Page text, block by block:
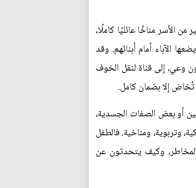
الأسر مناخًا عائليًا كاملًا،
الآباء أمام أبنائهم. وقد
وعي، إلى قناة لنقل الخوف
تُخاض إلا بضمان كامل.
أو بعض الصفات الجسدية،
وتربوية، ومناخية. فالطفل
وكيف يتحدثون عن